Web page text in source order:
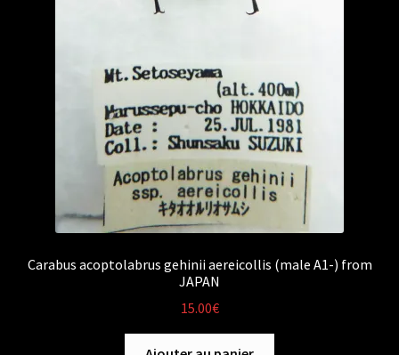
Carabus acoptolabrus gehinii aereicollis (male A1-) from
JAPAN
15.00€